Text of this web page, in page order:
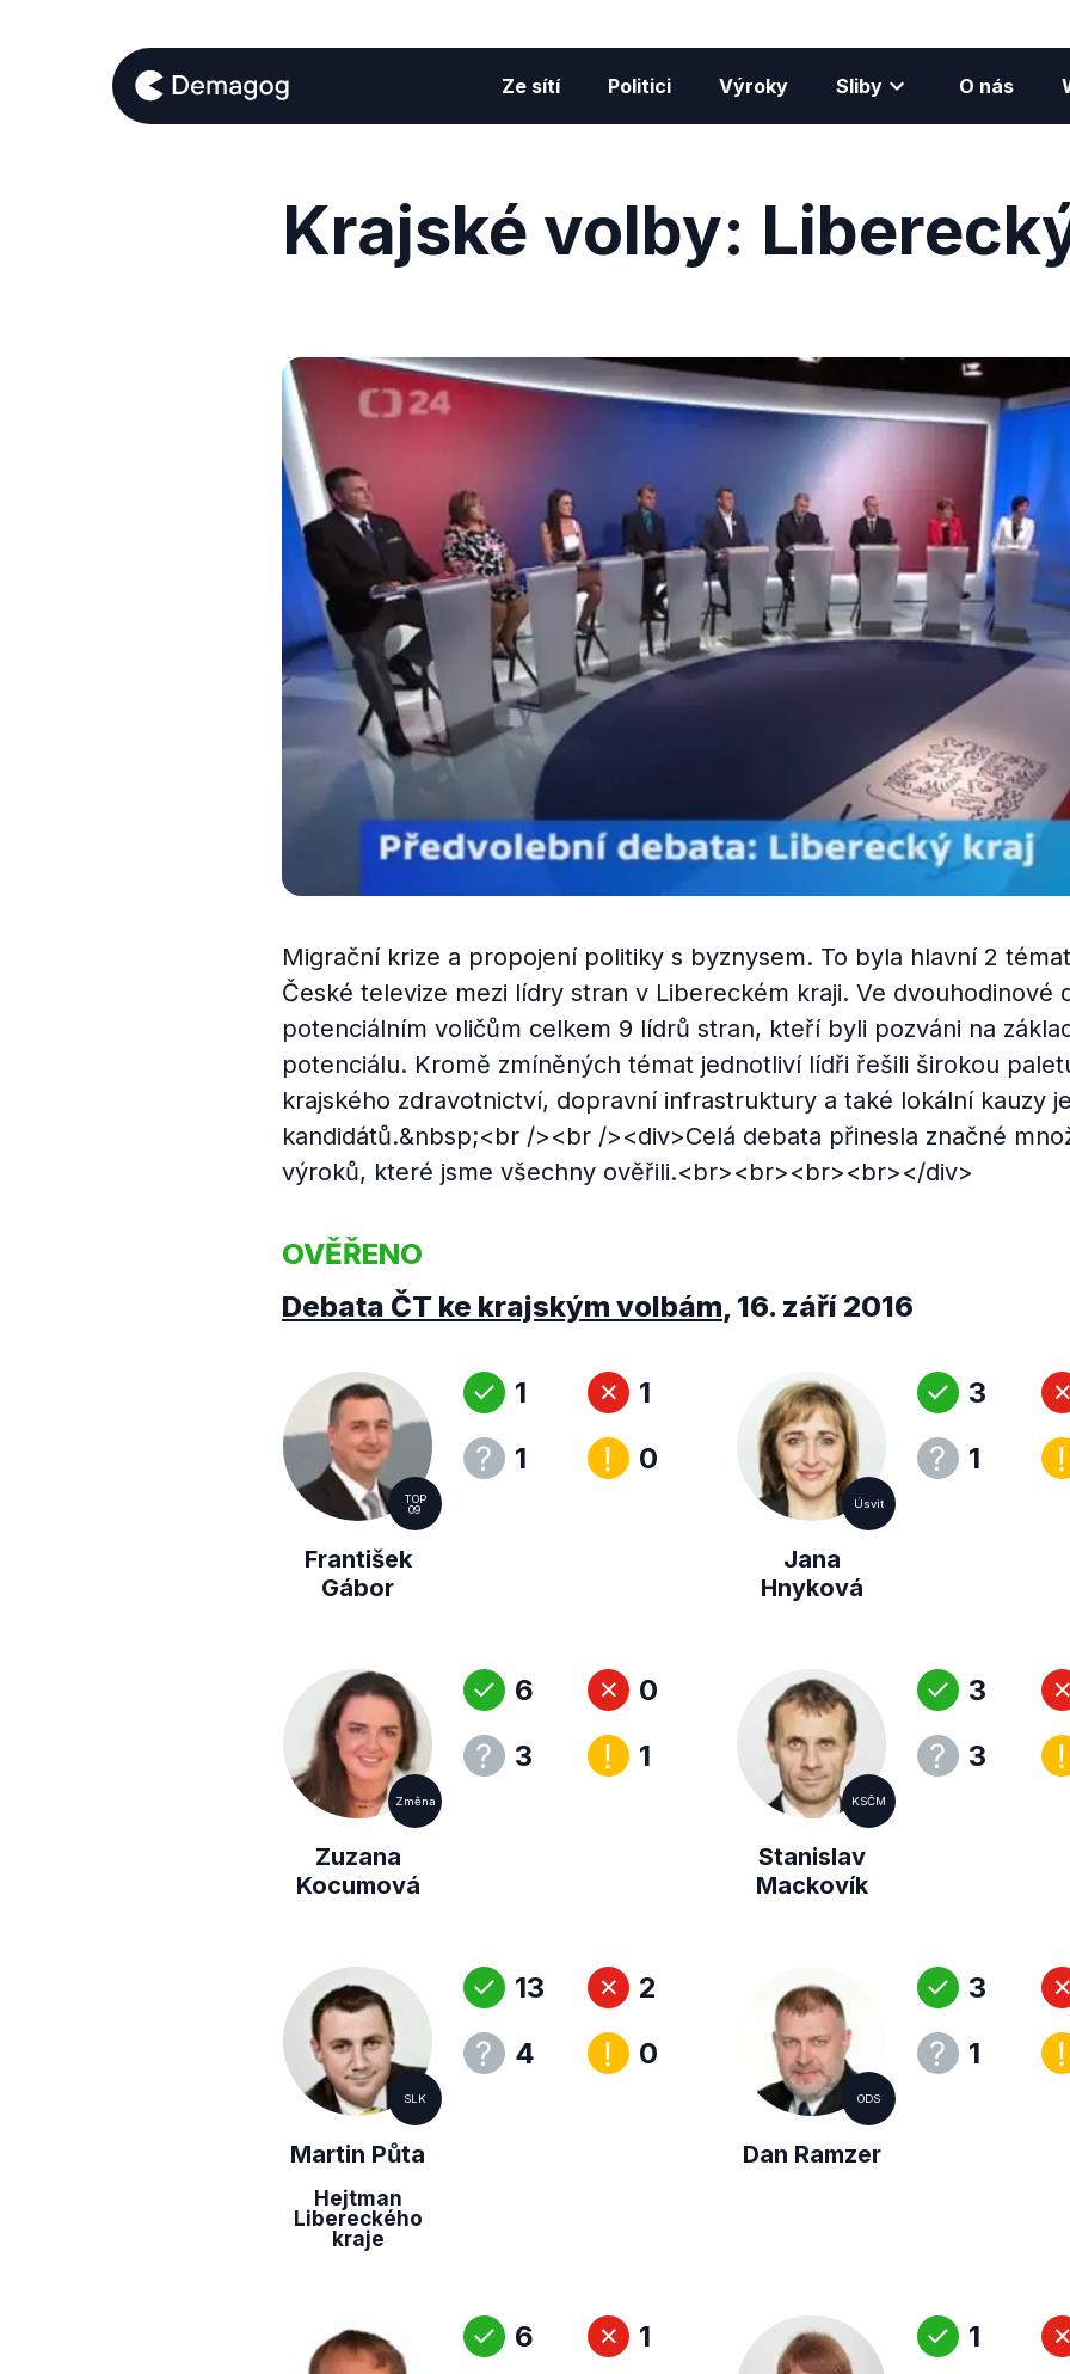
Ze sítí Politici Výroky Sliby O nás
Krajské volby:
Migrační krize a propojení politiky s byznysem. To byla hlavní 2
České televize mezi lídry stran v Libereckém kraji. Ve dvouhodinové
potenciálním voličům celkem 9 lídrů stran, kteří byli pozváni na
potenciálu. Kromě zmíněných témat jednotliví lídři řešili širokou
krajského zdravotnictví, dopravní infrastruktury a také lokální kauzy
kandidátů.&nbsp;<br /><br /><div>Celá debata přinesla značné
výroků, které jsme všechny ověřili.<br><br><br><br></div>
OVĚŘENO
Debata ČT ke krajským volbám, 16. září 2016
TOP
09
František
Gábor
1
1
1
0
Úsvit
Jana
Hnyková
3
1
Změna
Zuzana
Kocumová
6
3
0
1
KSČM
Stanislav
Mackovík
3
3
SLK
Martin Půta
Hejtman
Libereckého
kraje
13
4
2
0
ODS
Dan Ramzer
3
1
6
1
1